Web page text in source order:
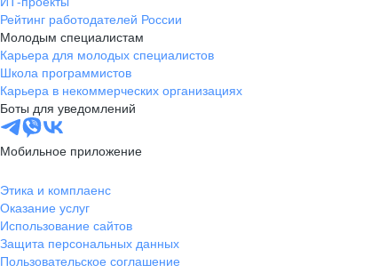
Рейтинг работодателей России
Молодым специалистам
Карьера для молодых специалистов
Школа программистов
Карьера в некоммерческих организациях
Боты для уведомлений
Мобильное приложение
Этика и комплаенс
Оказание услуг
Использование сайтов
Защита персональных данных
Пользовательское соглашение